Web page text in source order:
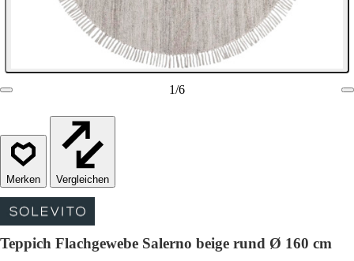
1/6
Vergleichen
Teppich Flachgewebe Salerno beige rund Ø 160 cm